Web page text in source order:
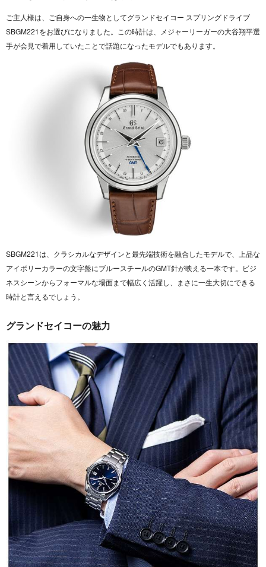
ご主人様は、ご自身への一生物としてグランドセイコー スプリングドライブ
SBGM221をお選びになりました。この時計は、メジャーリーガーの大谷翔平選
手が会見で着用していたことで話題になったモデルでもあります。
SBGM221は、クラシカルなデザインと最先端技術を融合したモデルで、上品な
アイボリーカラーの文字盤にブルースチールのGMT針が映える一本です。ビジ
ネスシーンからフォーマルな場面まで幅広く活躍し、まさに一生大切にできる
時計と言えるでしょう。
グランドセイコーの魅力